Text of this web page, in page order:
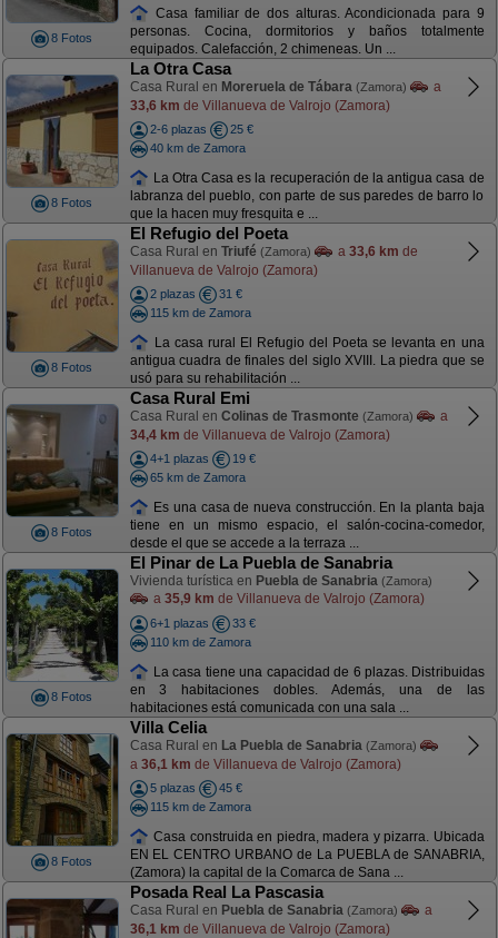
8 Fotos
Casa familiar de dos alturas. Acondicionada para 9
personas. Cocina, dormitorios y baños totalmente
equipados. Calefacción, 2 chimeneas. Un ...
8 Fotos
La Otra Casa
Casa Rural en Moreruela de Tábara (Zamora)
a
33,6 km de Villanueva de Valrojo (Zamora)
2-6 plazas
25 €
40 km de Zamora
La Otra Casa es la recuperación de la antigua casa de
labranza del pueblo, con parte de sus paredes de barro lo
que la hacen muy fresquita e ...
8 Fotos
El Refugio del Poeta
Casa Rural en Triufé (Zamora) a 33,6 km de
Villanueva de Valrojo (Zamora)
2 plazas
31 €
115 km de Zamora
La casa rural El Refugio del Poeta se levanta en una
antigua cuadra de finales del siglo XVIII. La piedra que se
usó para su rehabilitación ...
8 Fotos
Casa Rural Emi
Casa Rural en Colinas de Trasmonte (Zamora)
a
34,4 km de Villanueva de Valrojo (Zamora)
4+1 plazas
19 €
65 km de Zamora
Es una casa de nueva construcción. En la planta baja
tiene en un mismo espacio, el salón-cocina-comedor,
desde el que se accede a la terraza ...
8 Fotos
El Pinar de La Puebla de Sanabria
Vivienda turística en Puebla de Sanabria (Zamora)
a 35,9 km de Villanueva de Valrojo (Zamora)
6+1 plazas
33 €
110 km de Zamora
La casa tiene una capacidad de 6 plazas. Distribuidas
en 3 habitaciones dobles. Además, una de las
habitaciones está comunicada con una sala ...
8 Fotos
Villa Celia
Casa Rural en La Puebla de Sanabria (Zamora)
a 36,1 km de Villanueva de Valrojo (Zamora)
5 plazas
45 €
115 km de Zamora
Casa construida en piedra, madera y pizarra. Ubicada
EN EL CENTRO URBANO de La PUEBLA de SANABRIA,
(Zamora) la capital de la Comarca de Sana ...
Posada Real La Pascasia
Casa Rural en Puebla de Sanabria (Zamora)
a
36,1 km de Villanueva de Valrojo (Zamora)